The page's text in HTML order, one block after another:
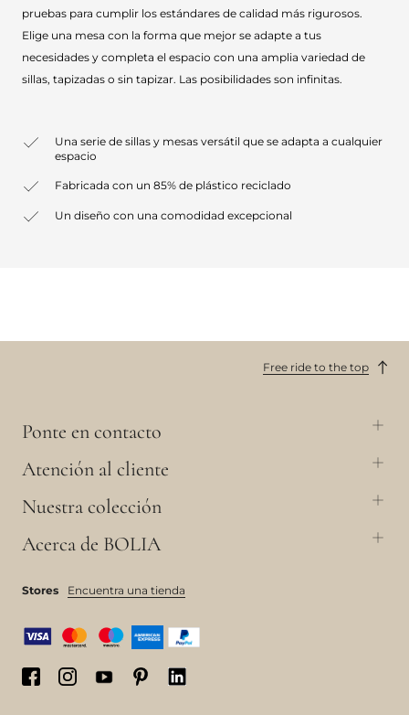
pruebas para cumplir los estándares de calidad más rigurosos.
Elige una mesa con la forma que mejor se adapte a tus
necesidades y completa el espacio con una amplia variedad de
sillas, tapizadas o sin tapizar. Las posibilidades son infinitas.
Una serie de sillas y mesas versátil que se adapta a cualquier
espacio
Fabricada con un 85% de plástico reciclado
Un diseño con una comodidad excepcional
Free ride to the top
Ponte en contacto
Atención al cliente
Nuestra colección
Acerca de BOLIA
Stores Encuentra una tienda